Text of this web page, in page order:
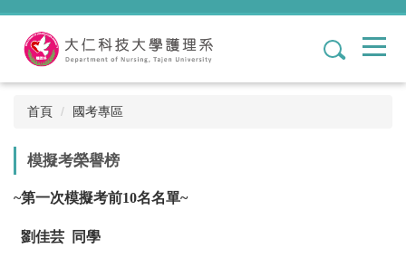
跳
內
1
首頁 國考專區
模擬考榮譽榜
~第一次模擬考前10名名單~
劉佳芸 同學